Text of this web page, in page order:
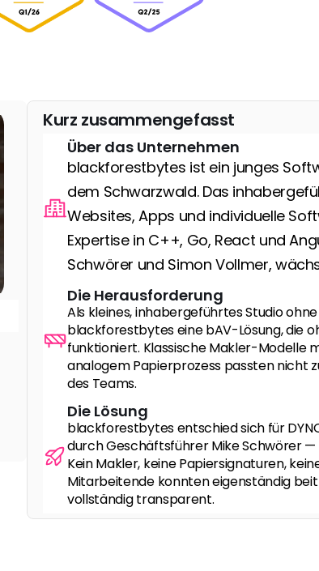
Kurz zusammengefasst
Über das Unternehmen
blackforestbytes ist ein junges
dem Schwarzwald. Das
Websites, Apps und individuelle
Expertise in C++, Go, React und
Schwörer und Simon Vollmer,
Die Herausforderung
Als kleines, inhabergeführtes Studio
blackforestbytes eine bAV-Lösung, die
funktioniert. Klassische Makler-Modelle
analogem Papierprozess passten nicht
des Teams.
Die Lösung
blackforestbytes entschied sich für
durch Geschäftsführer Mike Schwörer
Kein Makler, keine Papiersignaturen,
Mitarbeitende konnten eigenständig
vollständig transparent.